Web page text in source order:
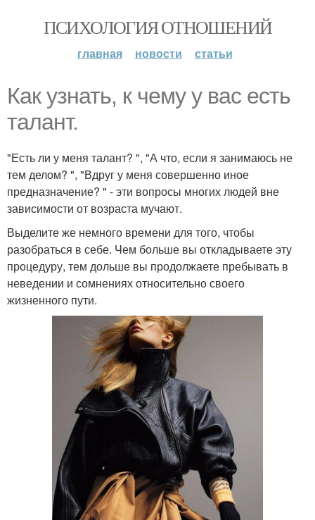
ПСИХОЛОГИЯ ОТНОШЕНИЙ
главная новости статьи
Как узнать, к чему у вас есть
талант.
"Есть ли у меня талант? ", "А что, если я занимаюсь не
тем делом? ", "Вдруг у меня совершенно иное
предназначение? " - эти вопросы многих людей вне
зависимости от возраста мучают.
Выделите же немного времени для того, чтобы
разобраться в себе. Чем больше вы откладываете эту
процедуру, тем дольше вы продолжаете пребывать в
неведении и сомнениях относительно своего
жизненного пути.